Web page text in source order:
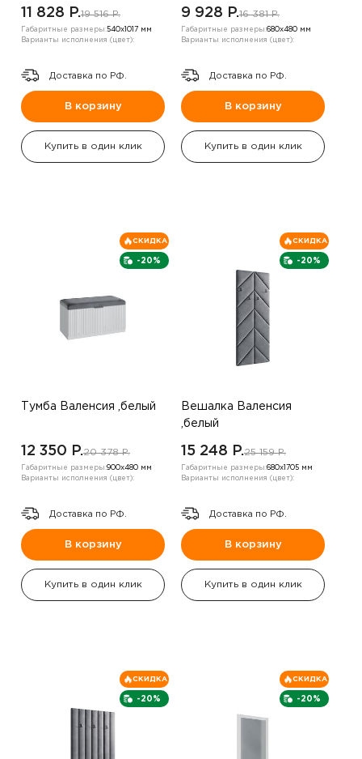
11 828 P.19 516 P.
Габаритные размеры:540х1017 мм
Варианты исполнения (цвет):
Доставка по РФ.
В корзину
Купить в один клик
9 928 P.16 381 P.
Габаритные размеры:680х480 мм
Варианты исполнения (цвет):
Доставка по РФ.
В корзину
Купить в один клик
-20%
СКИДКА
Тумба Валенсия ,белый
12 350 P.20 378 P.
Габаритные размеры:900х480 мм
Варианты исполнения (цвет):
Доставка по РФ.
В корзину
Купить в один клик
-20%
СКИДКА
Вешалка Валенсия
,белый
15 248 P.25 159 P.
Габаритные размеры:680х1705 мм
Варианты исполнения (цвет):
Доставка по РФ.
В корзину
Купить в один клик
-20%
СКИДКА
-20%
СКИДКА